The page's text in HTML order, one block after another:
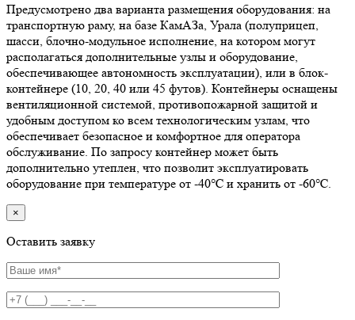
Предусмотрено два варианта размещения оборудования: на
транспортную раму, на базе КамАЗа, Урала (полуприцеп,
шасси, блочно-модульное исполнение, на котором могут
располагаться дополнительные узлы и оборудование,
обеспечивающее автономность эксплуатации), или в блок-
контейнере (10, 20, 40 или 45 футов). Контейнеры оснащены
вентиляционной системой, противопожарной защитой и
удобным доступом ко всем технологическим узлам, что
обеспечивает безопасное и комфортное для оператора
обслуживание. По запросу контейнер может быть
дополнительно утеплен, что позволит эксплуатировать
оборудование при температуре от -40℃ и хранить от -60℃.
×
Оставить заявку